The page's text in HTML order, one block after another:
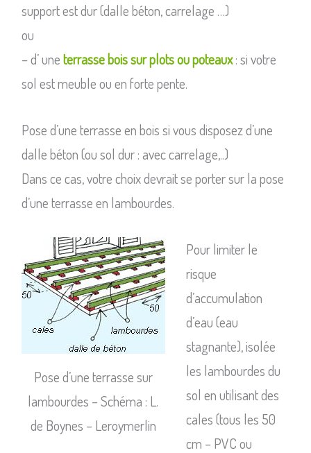
support est dur (dalle béton, carrelage …)
ou
– d’ uneterrasse bois sur plots ou poteaux: si votre
sol est meuble ou en forte pente.
Pose d’une terrasse en bois si vous disposez d’une
dalle béton (ou sol dur : avec carrelage,..)
Dans ce cas, votre choix devrait se porter sur la pose
d’une terrasse en lambourdes.
Pose d’une terrasse sur
lambourdes – Schéma : L.
de Boynes – Leroymerlin
Pour limiter le
risque
d’accumulation
d’eau (eau
stagnante), isolée
les lambourdes du
sol en utilisant des
cales (tous les 50
cm – PVC ou